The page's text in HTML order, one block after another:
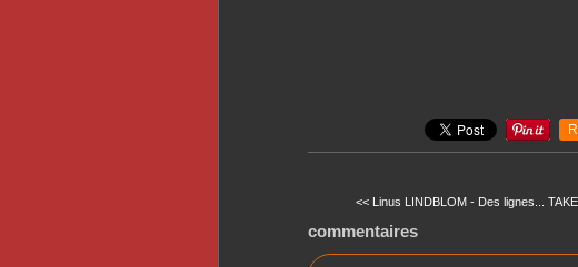
<< Linus LINDBLOM - Des lignes...
commentaires